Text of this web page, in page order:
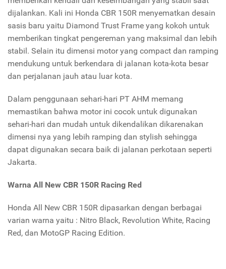
dijalankan. Kali ini Honda CBR 150R menyematkan desain
sasis baru yaitu Diamond Trust Frame yang kokoh untuk
memberikan tingkat pengereman yang maksimal dan lebih
stabil. Selain itu dimensi motor yang compact dan ramping
mendukung untuk berkendara di jalanan kota-kota besar
dan perjalanan jauh atau luar kota.
Dalam penggunaan sehari-hari PT AHM memang
memastikan bahwa motor ini cocok untuk digunakan
sehari-hari dan mudah untuk dikendalikan dikarenakan
dimensi nya yang lebih ramping dan stylish sehingga
dapat digunakan secara baik di jalanan perkotaan seperti
Jakarta.
Warna All New CBR 150R Racing Red
Honda All New CBR 150R dipasarkan dengan berbagai
varian warna yaitu : Nitro Black, Revolution White, Racing
Red, dan MotoGP Racing Edition.